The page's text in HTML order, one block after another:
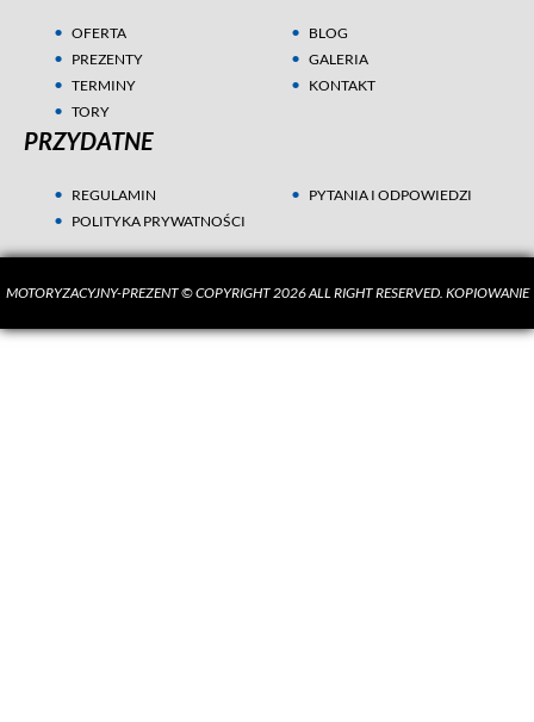
OFERTA
PREZENTY
TERMINY
TORY
BLOG
GALERIA
KONTAKT
PRZYDATNE
REGULAMIN
POLITYKA PRYWATNOŚCI
PYTANIA I ODPOWIEDZI
MOTORYZACYJNY-PREZENT © COPYRIGHT 2026 ALL RIGHT RESERVED. KOPIOWANIE